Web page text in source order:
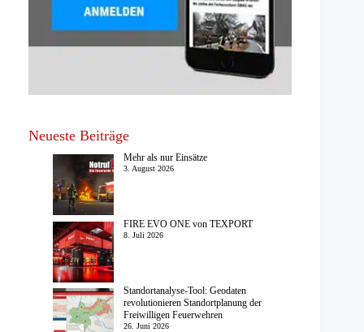
Neueste Beiträge
Mehr als nur Einsätze
3. August 2026
FIRE EVO ONE von TEXPORT
8. Juli 2026
Standortanalyse-Tool: Geodaten
revolutionieren Standortplanung der
Freiwilligen Feuerwehren
26. Juni 2026